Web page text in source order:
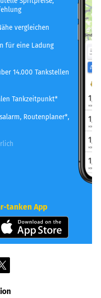
vergleichen
für eine Ladung
14.000 Tankstellen
Tankzeitpunkt*
Routenplaner*,
tanken App